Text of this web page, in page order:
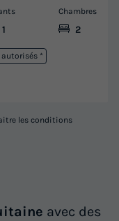
1
Chambres
2
*
les conditions
avec des